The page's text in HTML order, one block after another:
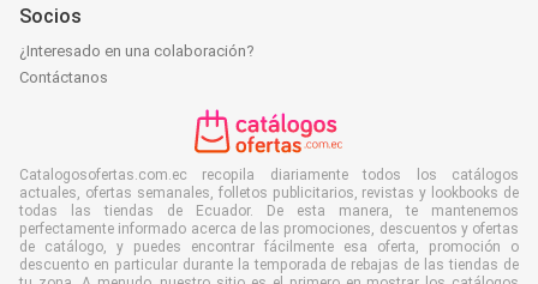
Socios
¿Interesado en una colaboración?
Contáctanos
Catalogosofertas.com.ec recopila diariamente todos los catálogos
actuales, ofertas semanales, folletos publicitarios, revistas y lookbooks de
todas las tiendas de Ecuador. De esta manera, te mantenemos
perfectamente informado acerca de las promociones, descuentos y ofertas
de catálogo, y puedes encontrar fácilmente esa oferta, promoción o
descuento en particular durante la temporada de rebajas de las tiendas de